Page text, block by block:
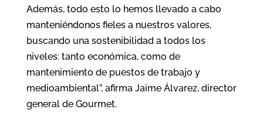
Además, todo esto lo hemos llevado a cabo
manteniéndonos fieles a nuestros valores,
buscando una sostenibilidad a todos los
niveles: tanto económica, como de
mantenimiento de puestos de trabajo y
medioambiental”, afirma Jaime Álvarez, director
general de Gourmet.